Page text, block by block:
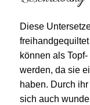
Diese
können als
werden, da sie
haben. Durch
sich auch